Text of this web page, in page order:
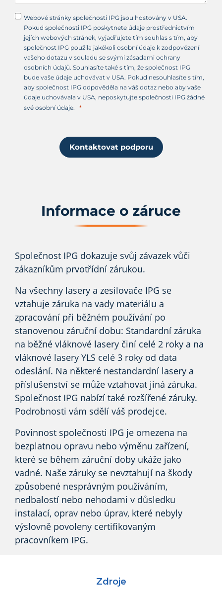
Webové stránky společnosti IPG jsou hostovány v USA.
Pokud společnosti IPG poskytnete údaje prostřednictvím
jejích webových stránek, vyjadřujete tím souhlas s tím, aby
společnost IPG použila jakékoli osobní údaje k zodpovězení
vašeho dotazu v souladu se svými zásadami ochrany
osobních údajů. Souhlasíte také s tím, že společnost IPG
bude vaše údaje uchovávat v USA. Pokud nesouhlasíte s tím,
aby společnost IPG odpověděla na váš dotaz nebo aby vaše
údaje uchovávala v USA, neposkytujte společnosti IPG žádné
své osobní údaje.
Kontaktovat podporu
Informace o záruce
Společnost IPG dokazuje svůj závazek vůči
zákazníkům prvotřídní zárukou.
Na všechny lasery a zesilovače IPG se
vztahuje záruka na vady materiálu a
zpracování při běžném používání po
stanovenou záruční dobu: Standardní záruka
na běžné vláknové lasery činí celé 2 roky a na
vláknové lasery YLS celé 3 roky od data
odeslání. Na některé nestandardní lasery a
příslušenství se může vztahovat jiná záruka.
Společnost IPG nabízí také rozšířené záruky.
Podrobnosti vám sdělí váš prodejce.
Povinnost společnosti IPG je omezena na
bezplatnou opravu nebo výměnu zařízení,
které se během záruční doby ukáže jako
vadné. Naše záruky se nevztahují na škody
způsobené nesprávným používáním,
nedbalostí nebo nehodami v důsledku
instalací, oprav nebo úprav, které nebyly
výslovně povoleny certifikovaným
pracovníkem IPG.
Zdroje